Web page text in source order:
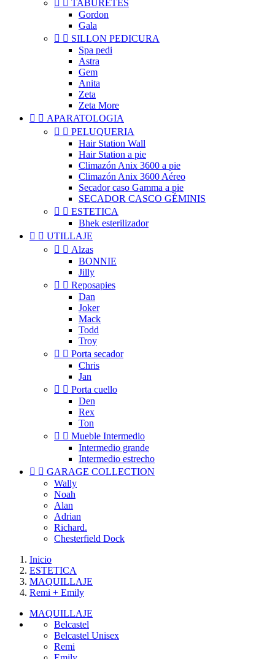
TABURETES
Gordon
Gala
  SILLON PEDICURA
Spa pedi
Astra
Gem
Anita
Zeta
Zeta More
  APARATOLOGIA
  PELUQUERIA
Hair Station Wall
Hair Station a pie
Climazón Anix 3600 a pie
Climazón Anix 3600 Aéreo
Secador caso Gamma a pie
SECADOR CASCO GÉMINIS
  ESTETICA
Bhek esterilizador
  UTILLAJE
  Alzas
BONNIE
Jilly
  Reposapies
Dan
Joker
Mack
Todd
Troy
  Porta secador
Chris
Jan
  Porta cuello
Den
Rex
Ton
  Mueble Intermedio
Intermedio grande
Intermedio estrecho
  GARAGE COLLECTION
Wally
Noah
Alan
Adrian
Richard.
Chesterfield Dock
Inicio
ESTETICA
MAQUILLAJE
Remi + Emily
MAQUILLAJE
Belcastel
Belcastel Unisex
Remi